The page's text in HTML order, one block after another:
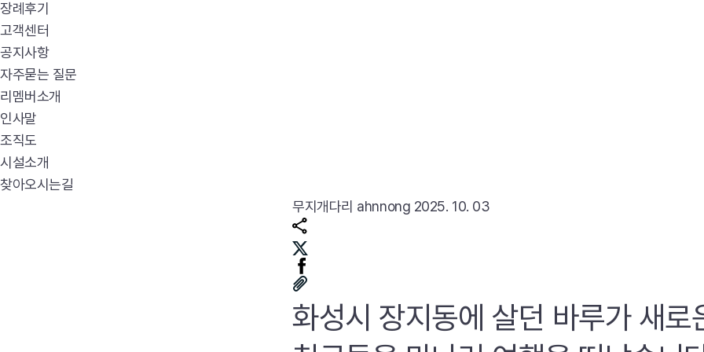
장례후기
고객센터
공지사항
자주묻는 질문
리멤버소개
인사말
조직도
시설소개
찾아오시는길
무지개다리 ahnnong 2025. 10. 03
화성시 장지동에 살던 바루가 새로